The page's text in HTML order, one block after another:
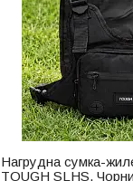
Нагрудна сумка-
TOUGH SLHS,